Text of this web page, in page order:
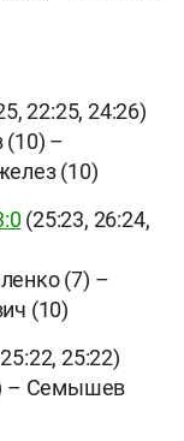
22:25, 24:26)
(10) –
(10)
(25:23, 26:24,
(7) –
(10)
25:22)
– Семышев